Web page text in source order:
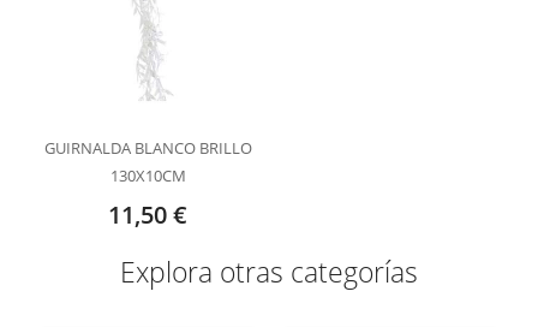
GUIRNALDA BLANCO BRILLO
130X10CM
11,50 €
Explora otras categorías